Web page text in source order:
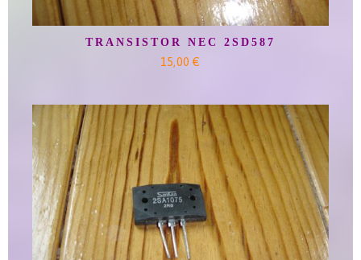
TRANSISTOR NEC 2SD587
15,00 €